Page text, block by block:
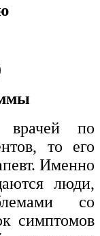
врачей по
то его
Именно
люди,
со
симптомов